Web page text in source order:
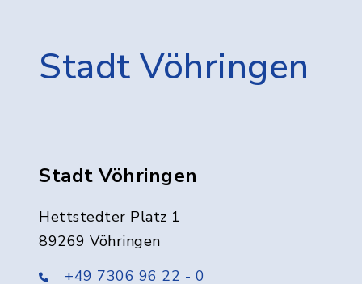
Stadt Vöhringen
Stadt Vöhringen
Hettstedter Platz 1
89269 Vöhringen
+49 7306 96 22 - 0